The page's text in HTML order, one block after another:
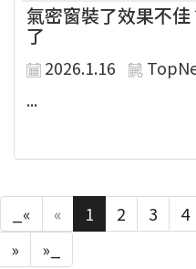
氣密窗裝了效果不
了
2026.1.16
...
_« « 1 2 3 4
»
»_